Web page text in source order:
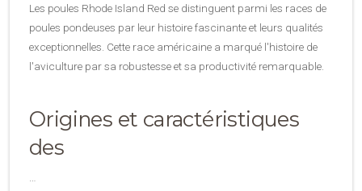
Les poules Rhode Island Red se distinguent parmi les races de
poules pondeuses par leur histoire fascinante et leurs qualités
exceptionnelles. Cette race américaine a marqué l'histoire de
l'aviculture par sa robustesse et sa productivité remarquable.
Origines et caractéristiques
des